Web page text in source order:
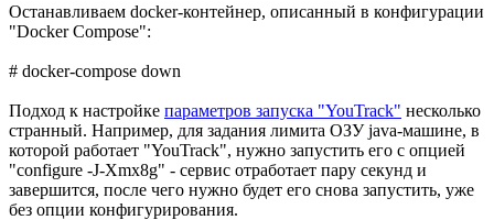
Останавливаем docker-контейнер, описанный в конфигурации
"Docker Compose":
# docker-compose down
Подход к настройке параметров запуска "YouTrack" несколько
странный. Например, для задания лимита ОЗУ java-машине, в
которой работает "YouTrack", нужно запустить его с опцией
"configure -J-Xmx8g" - сервис отработает пару секунд и
завершится, после чего нужно будет его снова запустить, уже
без опции конфигурирования.